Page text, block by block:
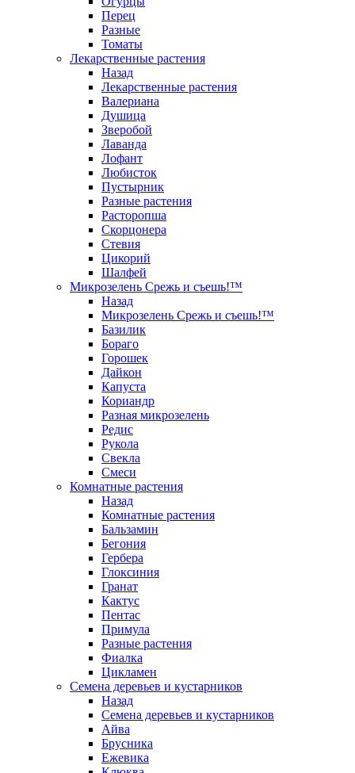
Перец
Разные
Томаты
Лекарственные растения
Назад
Лекарственные растения
Валериана
Душица
Зверобой
Лаванда
Лофант
Любисток
Пустырник
Разные растения
Расторопша
Скорцонера
Стевия
Цикорий
Шалфей
Микрозелень Срежь и съешь!™
Назад
Микрозелень Срежь и съешь!™
Базилик
Бораго
Горошек
Дайкон
Капуста
Кориандр
Разная микрозелень
Редис
Рукола
Свекла
Смеси
Комнатные растения
Назад
Комнатные растения
Бальзамин
Бегония
Гербера
Глоксиния
Гранат
Кактус
Пентас
Примула
Разные растения
Фиалка
Цикламен
Семена деревьев и кустарников
Назад
Семена деревьев и кустарников
Айва
Брусника
Ежевика